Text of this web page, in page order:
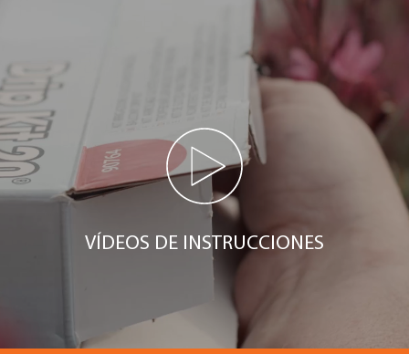
VÍDEOS DE INSTRUCCIONES